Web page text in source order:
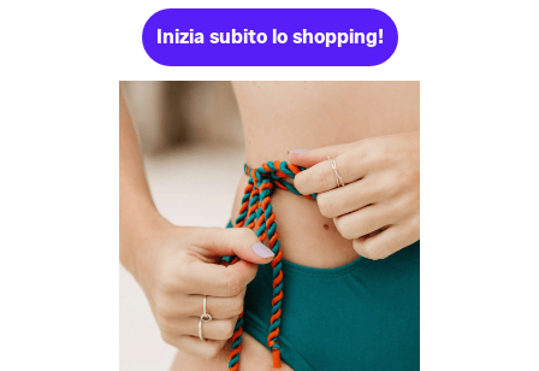
Inizia subito lo shopping!